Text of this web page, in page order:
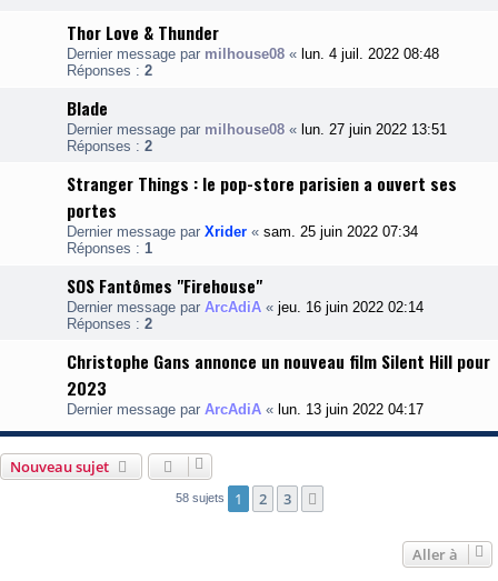
Thor Love & Thunder
Dernier message par milhouse08 « lun. 4 juil. 2022 08:48
Réponses : 2
Blade
Dernier message par milhouse08 « lun. 27 juin 2022 13:51
Réponses : 2
Stranger Things : le pop-store parisien a ouvert ses
portes
Dernier message par Xrider « sam. 25 juin 2022 07:34
Réponses : 1
SOS Fantômes "Firehouse"
Dernier message par ArcAdiA « jeu. 16 juin 2022 02:14
Réponses : 2
Christophe Gans annonce un nouveau film Silent Hill pour
2023
Dernier message par ArcAdiA « lun. 13 juin 2022 04:17
Nouveau sujet
58 sujets 1 2 3
Aller à